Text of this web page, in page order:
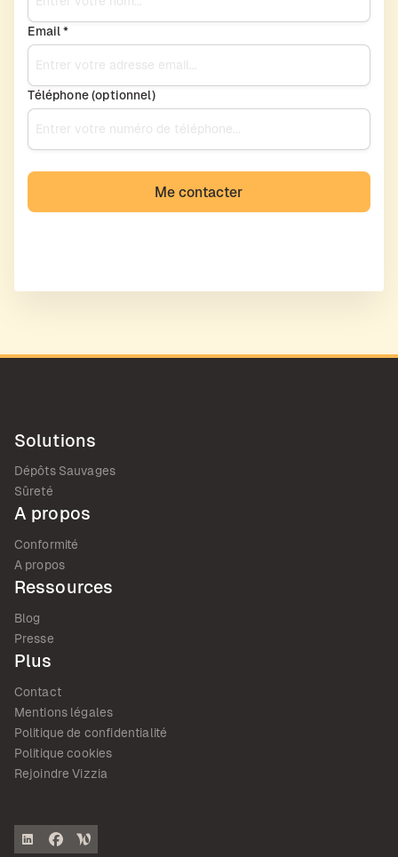
Email *
Téléphone (optionnel)
Solutions
Dépôts Sauvages
Sûreté
A propos
Conformité
A propos
Ressources
Blog
Presse
Plus
Contact
Mentions légales
Politique de confidentialité
Politique cookies
Rejoindre Vizzia